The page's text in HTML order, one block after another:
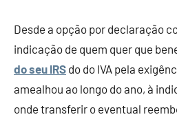
Desde a opção por declaração
indicação de quem quer que
do seu IRS do do IVA pela
amealhou ao longo do ano, à
onde transferir o eventual